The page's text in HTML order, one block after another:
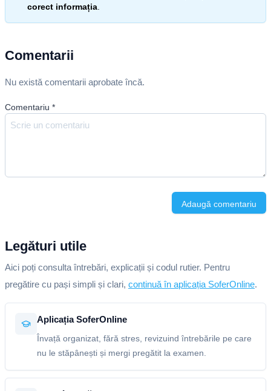
corect informația
Comentarii
Nu există comentarii aprobate încă.
Comentariu *
Adaugă comentariu
Legături utile
Aici poți consulta întrebări, explicații și codul rutier. Pentru
pregătire cu pași simpli și clari, continuă în aplicația SoferOnline.
Aplicația SoferOnline
Învață organizat, fără stres, revizuind întrebările pe care
nu le stăpânești și mergi pregătit la examen.